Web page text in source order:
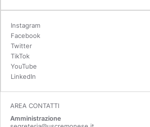
Instagram
Facebook
Twitter
TikTok
YouTube
LinkedIn
AREA CONTATTI
Amministrazione